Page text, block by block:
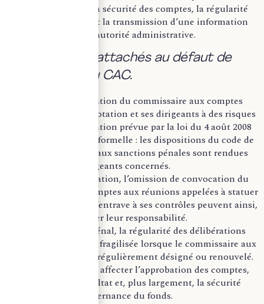
effet immédiat sur la sécurité des comptes, la régularité
de la gouvernance et la transmission d’une information
financière fiable à l’autorité administrative.
b. Les risques attachés au défaut de
désignation du CAC.
Le défaut de désignation du commissaire aux comptes
expose le fonds de dotation et ses dirigeants à des risques
significatifs. L’obligation prévue par la loi du 4 août 2008
n’est pas seulement formelle : les dispositions du code de
commerce relatives aux sanctions pénales sont rendues
applicables aux dirigeants concernés.
L’absence de nomination, l’omission de convocation du
commissaire aux comptes aux réunions appelées à statuer
sur les comptes ou l’entrave à ses contrôles peuvent ainsi,
selon les cas, engager leur responsabilité.
Au-delà du risque pénal, la régularité des délibérations
peut également être fragilisée lorsque le commissaire aux
comptes n’a pas été régulièrement désigné ou renouvelé.
Cette situation peut affecter l’approbation des comptes,
l’affectation du résultat et, plus largement, la sécurité
juridique de la gouvernance du fonds.